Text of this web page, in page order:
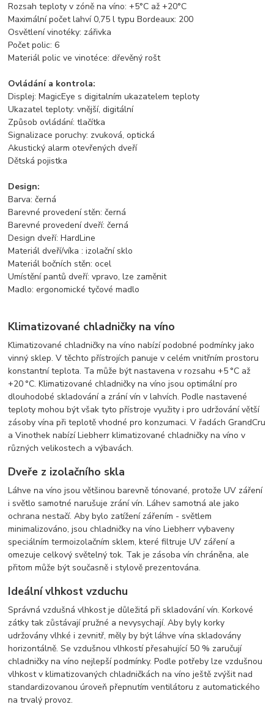
Rozsah teploty v zóně na víno: +5°C až +20°C
Maximální počet lahví 0,75 l typu Bordeaux: 200
Osvětlení vinotéky: zářivka
Počet polic: 6
Materiál polic ve vinotéce: dřevěný rošt
Ovládání a kontrola:
Displej: MagicEye s digitalním ukazatelem teploty
Ukazatel teploty: vnější, digitální
Způsob ovládání: tlačítka
Signalizace poruchy: zvuková, optická
Akustický alarm otevřených dveří
Dětská pojistka
Design:
Barva: černá
Barevné provedení stěn: černá
Barevné provedení dveří: černá
Design dveří: HardLine
Materiál dveří/víka : izolační sklo
Materiál bočních stěn: ocel
Umístění pantů dveří: vpravo, lze zaměnit
Madlo: ergonomické tyčové madlo
Klimatizované chladničky na víno
Klimatizované chladničky na víno nabízí podobné podmínky jako
vinný sklep. V těchto přístrojích panuje v celém vnitřním prostoru
konstantní teplota. Ta může být nastavena v rozsahu +5 °C až
+20 °C. Klimatizované chladničky na víno jsou optimální pro
dlouhodobé skladování a zrání vín v lahvích. Podle nastavené
teploty mohou být však tyto přístroje využity i pro udržování větší
zásoby vína při teplotě vhodné pro konzumaci. V řadách GrandCru
a Vinothek nabízí Liebherr klimatizované chladničky na víno v
různých velikostech a výbavách.
Dveře z izolačního skla
Láhve na víno jsou většinou barevně tónované, protože UV záření
i světlo samotné narušuje zrání vín. Láhev samotná ale jako
ochrana nestačí. Aby bylo zatížení zářením - světlem
minimalizováno, jsou chladničky na víno Liebherr vybaveny
speciálním termoizolačním sklem, které filtruje UV záření a
omezuje celkový světelný tok. Tak je zásoba vín chráněna, ale
přitom může být současně i stylově prezentována.
Ideální vlhkost vzduchu
Správná vzdušná vlhkost je důležitá při skladování vín. Korkové
zátky tak zůstávají pružné a nevysychají. Aby byly korky
udržovány vlhké i zevnitř, měly by být láhve vína skladovány
horizontálně. Se vzdušnou vlhkostí přesahující 50 % zaručují
chladničky na víno nejlepší podmínky. Podle potřeby lze vzdušnou
vlhkost v klimatizovaných chladničkách na víno ještě zvýšit nad
standardizovanou úroveň přepnutím ventilátoru z automatického
na trvalý provoz.